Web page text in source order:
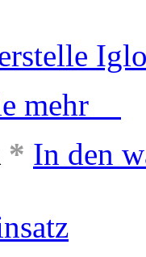
mehr
* In den